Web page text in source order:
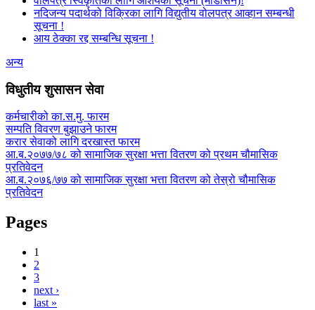
नदिजन्य पदार्थको विक्रिका लागि विद्युतीय वोलपत्र आव्हान सम्बन्धी
सूचना !
आय ठेक्का रद्द सम्बन्धि सूचना !
अन्य
विधुतीय शुसासन सेवा
कर्मचारीको का.स.मु. फारम
सम्पति विवरण बुझाउने फारम
करार सेवाको लागि दरखास्त फारम
आ.ब.२०७७/७८ को सामाजिक सुरक्षा भत्ता वितरण को प्रथम चौमासिक
प्रतिवेदन
आ.ब.२०७६/७७ को सामाजिक सुरक्षा भत्ता वितरण को तेस्रो चौमासिक
प्रतिवेदन
Pages
1
2
3
next ›
last »